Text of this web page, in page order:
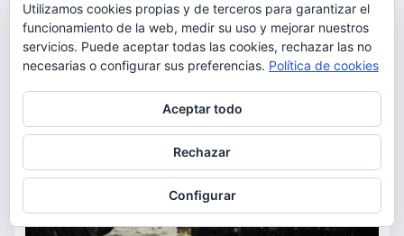
Utilizamos cookies propias y de terceros para garantizar el
funcionamiento de la web, medir su uso y mejorar nuestros
servicios. Puede aceptar todas las cookies, rechazar las no
necesarias o configurar sus preferencias. Política de cookies
Aceptar todo
Rechazar
Configurar
Para obtener más información, incluido cómo gestionar las cookies,